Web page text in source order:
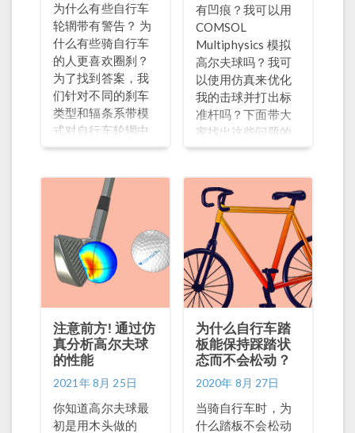
为什么有些自行车
轮辋带有警告？ 为
什么有些骑自行车
的人更喜欢圈刹？
为了找到答案，我
们针对不同的刹车
类型和辐条系带模
式对自行车轮辋中
的力进行了建模。
有凹痕？我可以用
COMSOL
Multiphysics 模拟
高尔夫球吗？我可
以使用仿真来优化
我的击球并打出标
准杆吗？下面带大
家找出这些问题的
答案。
注意前方! 通过仿
真分析高尔夫球
的性能
2021年 8月 25日
你知道高尔夫球最
初是用木头做的
为什么自行车踏
板能保持踩踏状
态而不会松动？
2020年 8月 27日
当骑自行车时，为
什么踏板不会松动